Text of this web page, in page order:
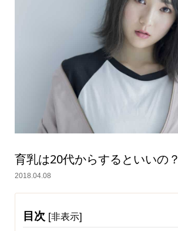
育乳は20代からするといいの？
2018.04.08
目次 [非表示]